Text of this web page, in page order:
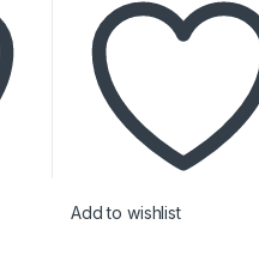
Add to wishlist